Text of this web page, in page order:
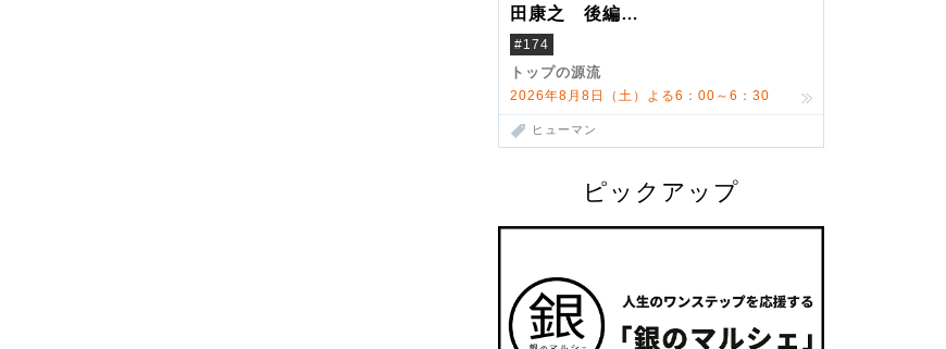
田康之 後編
米国駐在でも浮かんだ八ヶ岳 山
小屋を営んだ父母
#174
トップの源流
2026年8月8日（土）よる6：00～6：30
ヒューマン
ピックアップ